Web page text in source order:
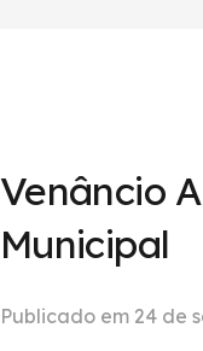
Venâncio
Municipal
Publicado em 24 de